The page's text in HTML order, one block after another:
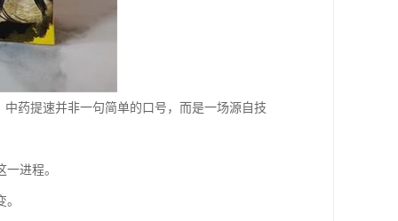
药提速并非一句简单的口号，而是一场源自技
进程。